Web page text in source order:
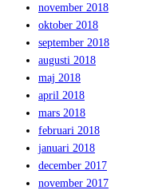
november 2018
oktober 2018
september 2018
augusti 2018
maj 2018
april 2018
mars 2018
februari 2018
januari 2018
december 2017
november 2017